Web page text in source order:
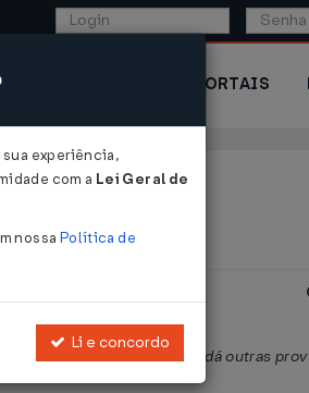
EXTERIOR PORTAIS
e seus dependentes, e dá outras
experiência,
com a Lei Geral de
nossa Política de
Li e concordo